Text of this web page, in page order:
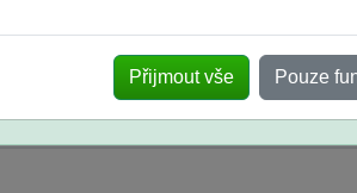
ohlasy po skutečných
Přijmout vše Pouze